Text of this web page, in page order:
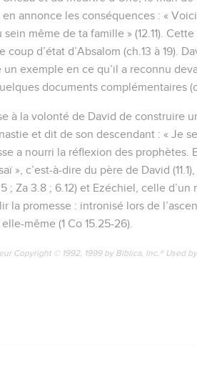
annonce les conséquences : «
même de ta famille » (12.11).
d’état d’Absalom (ch.13 à 19).
un exemple en ce qu’il a reconnu
documents complémentaires
à la volonté de David de construire
et dit de son descendant : « Je
a nourri la réflexion des prophètes.
», c’est-à-dire du père de David
; Za 3.8 ; 6.12) et Ezéchiel, celle
la promesse : intronisé lors de
même (1 Co 15.25-26).
Copyright © 1992, 1999 by Biblica, Inc.® Used